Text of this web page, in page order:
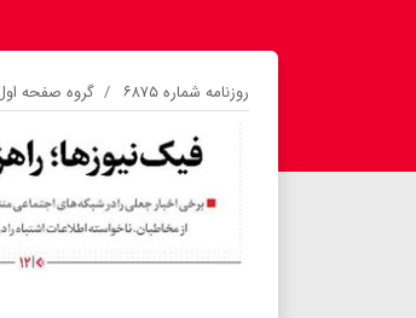
روزنامه شماره ۶۸۷۵ گروه صفحه